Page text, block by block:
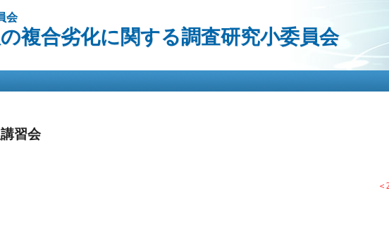
ン
コ
会
複合劣化に関する調査研究小委員会
習会
＜